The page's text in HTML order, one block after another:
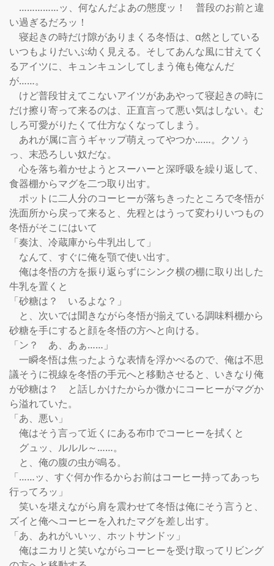
……………ッ、何なんだよあの態度ッ！　普段のお前と違
い過ぎるだろッ！
寝起きの時だけ隙がありまくる冬悟は、α然としている
いつもよりだいぶ幼く見える。そしてあんな風に甘えてく
るアイツに、キュンキュンしてしまう俺も俺なんだ
が……。
けど普段甘えてこないアイツがああやって寝起きの時に
だけ擦り寄って来るのは、正直言って悪い気はしない。む
しろ可愛がりたくて仕方なくなってしまう。
あれが属に言うギャップ萌えってやつか……。クソぅ
っ、末恐ろしい奴だな。
心を落ち着かせようとスーハーと深呼吸を繰り返して、
食器棚からマグを二つ取り出す。
ポットに二人分のコーヒーが落ちきったところで冬悟が
洗面所から戻って来ると、先程とはうって変わりいつもの
冬悟がそこにはいて
「奏汰、冷蔵庫から牛乳出して」
なんて、すぐに俺を顎で使い出す。
俺は冬悟の方を振り返らずにシンク横の棚に取り出した
牛乳を置くと
「砂糖は？　いるよな？」
と、次いでは聞きながら冬悟が揃えている調味料棚から
砂糖を手にすると顔を冬悟の方へと向ける。
「ン？　あ、あぁ……」
一瞬冬悟は焦ったような表情を浮かべるので、俺は不思
議そうに視線を冬悟の手元へと移動させると、いきなり俺
が砂糖は？　と話しかけたからか微かにコーヒーがマグか
ら溢れていた。
「あ、悪い」
俺はそう言って近くにある布巾でコーヒーを拭くと
グュッ、ルルル～……。
と、俺の腹の虫が鳴る。
「……ッ、すぐ何か作るからお前はコーヒー持ってあっち
行ってろッ」
笑いを堪えながら肩を震わせて冬悟は俺にそう言うと、
ズイと俺へコーヒーを入れたマグを差し出す。
「あ、あれがいいッ、ホットサンドッ」
俺はニカリと笑いながらコーヒーを受け取ってリビング